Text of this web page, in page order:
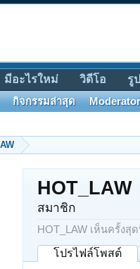
HOT_LAW
สมาชิก
HOT_LAW เห็นครั้งสุ
โปรไฟล์โพสต์
มีอะไรใหม่ วิดีโอ รู
กิจกรรมล่าสุด